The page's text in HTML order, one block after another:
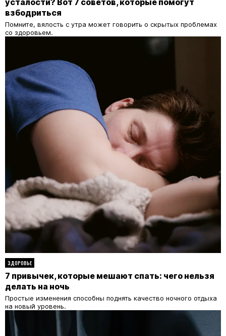
усталости? Вот 7 советов, которые помогут
взбодриться
Помните, вялость с утра может говорить о скрытых проблемах
со здоровьем.
ЗДОРОВЬЕ
7 привычек, которые мешают спать: чего нельзя
делать на ночь
Простые изменения способны поднять качество ночного отдыха
на новый уровень.